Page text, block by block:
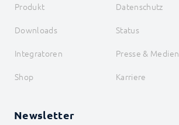
LCN_SetTargetValue
LCN_ShutterMove
LCN_ShutterMoveUp
LCN_StartFlicker
LCN_SwitchDurationSec
Produkt
Datenschutz
Downloads
Status
Integratoren
Presse & Medien
Shop
Karriere
Newsletter